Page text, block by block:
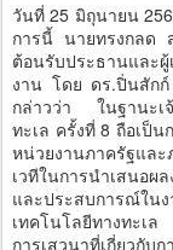
วันที่ 25 มิถุนายน
การนี้ นายทรงกลด
ต้อนรับประธานแล
งาน โดย ดร.ปิ่นสักก์
กล่าวว่า ในฐานะเจ้
ทะเล ครั้งที่ 8 ถือเป็
หน่วยงานภาครัฐแล
เวทีในการนำเสนอ
และประสบการณ์ใน
เทคโนโลยีทางทะเ
การเสวนาที่เกี่ยวกั